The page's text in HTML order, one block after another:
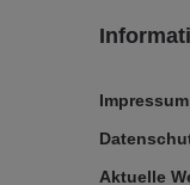
Impressum
Aktuelle